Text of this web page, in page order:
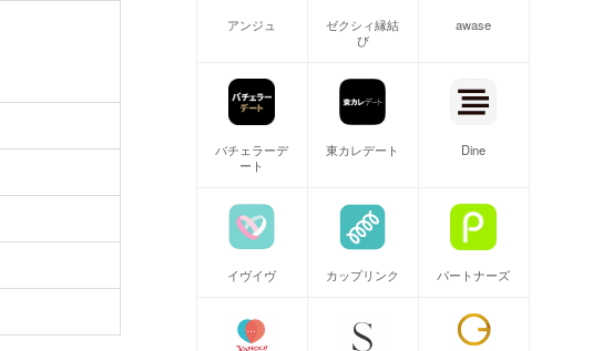
アンジュ
ゼクシィ縁結
び
awase
バチェラーデ
ート
東カレデート Dine
イヴイヴ カップリンク パートナーズ